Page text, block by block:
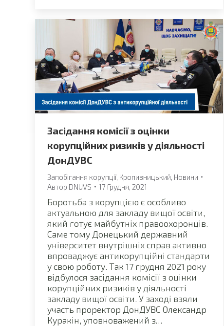
Засідання комісії з оцінки
корупційних ризиків у діяльності
ДонДУВС
Запобігання корупції, Кропивницький, Новини
Автор DNUVS 17 Грудня, 2021
Боротьба з корупцією є особливо
актуальною для закладу вищої освіти,
який готує майбутніх правоохоронців.
Саме тому Донецький державний
університет внутрішніх справ активно
впроваджує антикорупційні стандарти
у свою роботу. Так 17 грудня 2021 року
відбулося засідання комісії з оцінки
корупційних ризиків у діяльності
закладу вищої освіти. У заході взяли
участь проректор ДонДУВС Олександр
Куракін, уповноважений з…